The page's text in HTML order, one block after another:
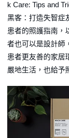
k Care: Tips and
黑客：打造失智症
患者的照護指南，
者也可以是設計師
患者更友善的家居
嚴地生活，也給予